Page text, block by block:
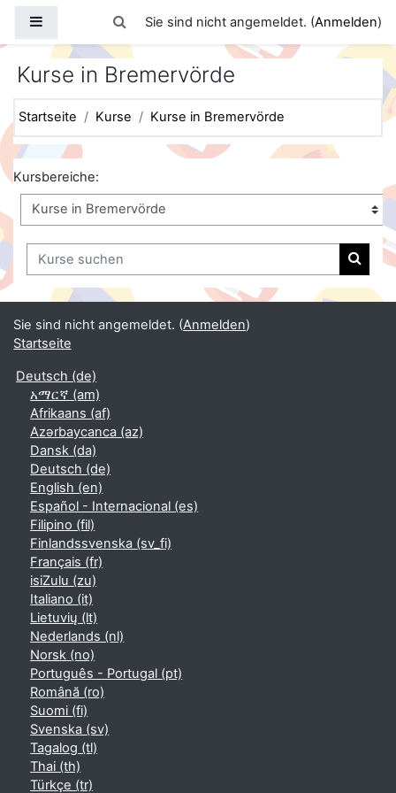
Website-ÜbersichtSucheingabe umschalten
Sie sind nicht angemeldet. (Anmelden)
Kurse in Bremervörde
Startseite Kurse Kurse in Bremervörde
Kursbereiche:
Kurse suchen
Kurse
Sie sind nicht angemeldet. (Anmelden)
Startseite
Deutsch ‎(de)‎
አማርኛ ‎(am)‎
Afrikaans ‎(af)‎
Azərbaycanca ‎(az)‎
Dansk ‎(da)‎
Deutsch ‎(de)‎
English ‎(en)‎
Español - Internacional ‎(es)‎
Filipino ‎(fil)‎
Finlandssvenska ‎(sv_fi)‎
Français ‎(fr)‎
isiZulu ‎(zu)‎
Italiano ‎(it)‎
Lietuvių ‎(lt)‎
Nederlands ‎(nl)‎
Norsk ‎(no)‎
Português - Portugal ‎(pt)‎
Română ‎(ro)‎
Suomi ‎(fi)‎
Svenska ‎(sv)‎
Tagalog ‎(tl)‎
Thai ‎(th)‎
Türkçe ‎(tr)‎